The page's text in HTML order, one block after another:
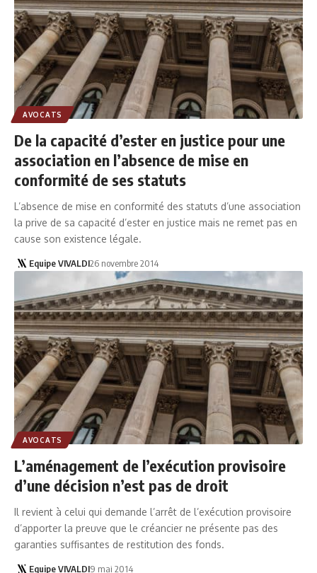
AVOCATS
De la capacité d’ester en justice pour une
association en l’absence de mise en
conformité de ses statuts
L’absence de mise en conformité des statuts d’une association
la prive de sa capacité d’ester en justice mais ne remet pas en
cause son existence légale.
Equipe VIVALDI26 novembre 2014
AVOCATS
L’aménagement de l’exécution provisoire
d’une décision n’est pas de droit
Il revient à celui qui demande l’arrêt de l’exécution provisoire
d’apporter la preuve que le créancier ne présente pas des
garanties suffisantes de restitution des fonds.
Equipe VIVALDI9 mai 2014